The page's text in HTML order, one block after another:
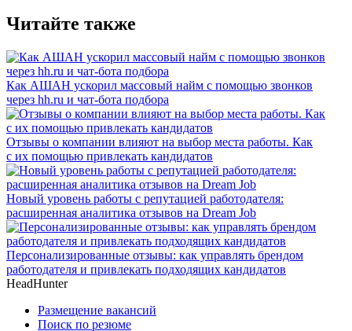
Читайте также
Как АШАН ускорил массовый найм с помощью звонков
через hh.ru и чат-бота подбора
Отзывы о компании влияют на выбор места работы. Как
с их помощью привлекать кандидатов
Новый уровень работы с репутацией работодателя:
расширенная аналитика отзывов на Dream Job
Персонализированные отзывы: как управлять брендом
работодателя и привлекать подходящих кандидатов
HeadHunter
Размещение вакансий
Поиск по резюме